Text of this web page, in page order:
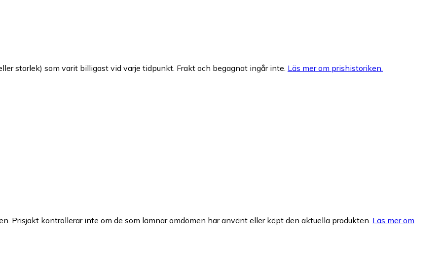
storlek) som varit billigast vid varje tidpunkt. Frakt och begagnat ingår inte. Läs mer om prishistoriken.
Prisjakt kontrollerar inte om de som lämnar omdömen har använt eller köpt den aktuella produkten. Läs mer om